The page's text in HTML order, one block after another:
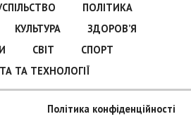
ПОЛІТИКА
КУЛЬТУРА
ЗДОРОВ’Я
СВІТ
СПОРТ
ТА ТЕХНОЛОГІЇ
Політика конфіденційності